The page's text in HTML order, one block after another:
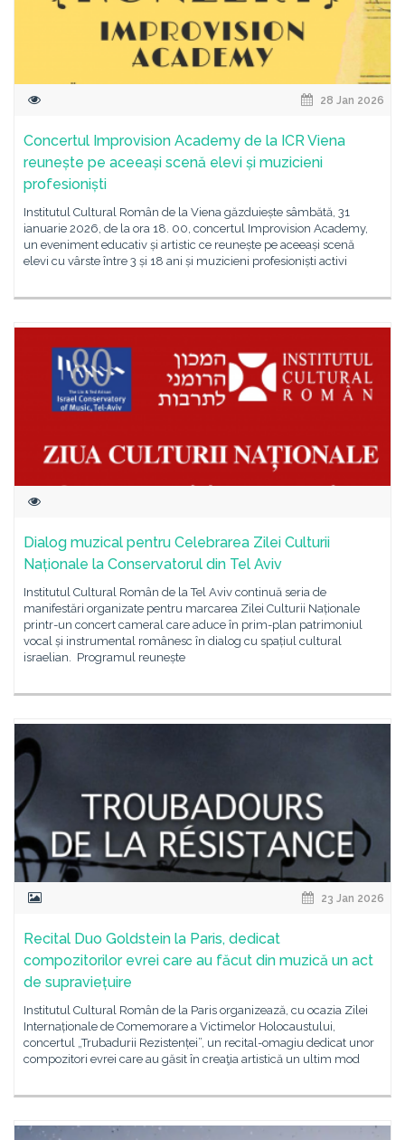
28 Jan 2026
Concertul Improvision Academy de la ICR Viena
reunește pe aceeași scenă elevi și muzicieni
profesioniști
Institutul Cultural Român de la Viena găzduiește sâmbătă, 31
ianuarie 2026, de la ora 18. 00, concertul Improvision Academy,
un eveniment educativ și artistic ce reunește pe aceeași scenă
elevi cu vârste între 3 și 18 ani și muzicieni profesioniști activi
Dialog muzical pentru Celebrarea Zilei Culturii
Naționale la Conservatorul din Tel Aviv
Institutul Cultural Român de la Tel Aviv continuă seria de
manifestări organizate pentru marcarea Zilei Culturii Naționale
printr-un concert cameral care aduce în prim-plan patrimoniul
vocal și instrumental românesc în dialog cu spațiul cultural
israelian. Programul reunește
23 Jan 2026
Recital Duo Goldstein la Paris, dedicat
compozitorilor evrei care au făcut din muzică un act
de supraviețuire
Institutul Cultural Român de la Paris organizează, cu ocazia Zilei
Internaționale de Comemorare a Victimelor Holocaustului,
concertul „Trubadurii Rezistenței”, un recital-omagiu dedicat unor
compozitori evrei care au găsit în creaţia artistică un ultim mod